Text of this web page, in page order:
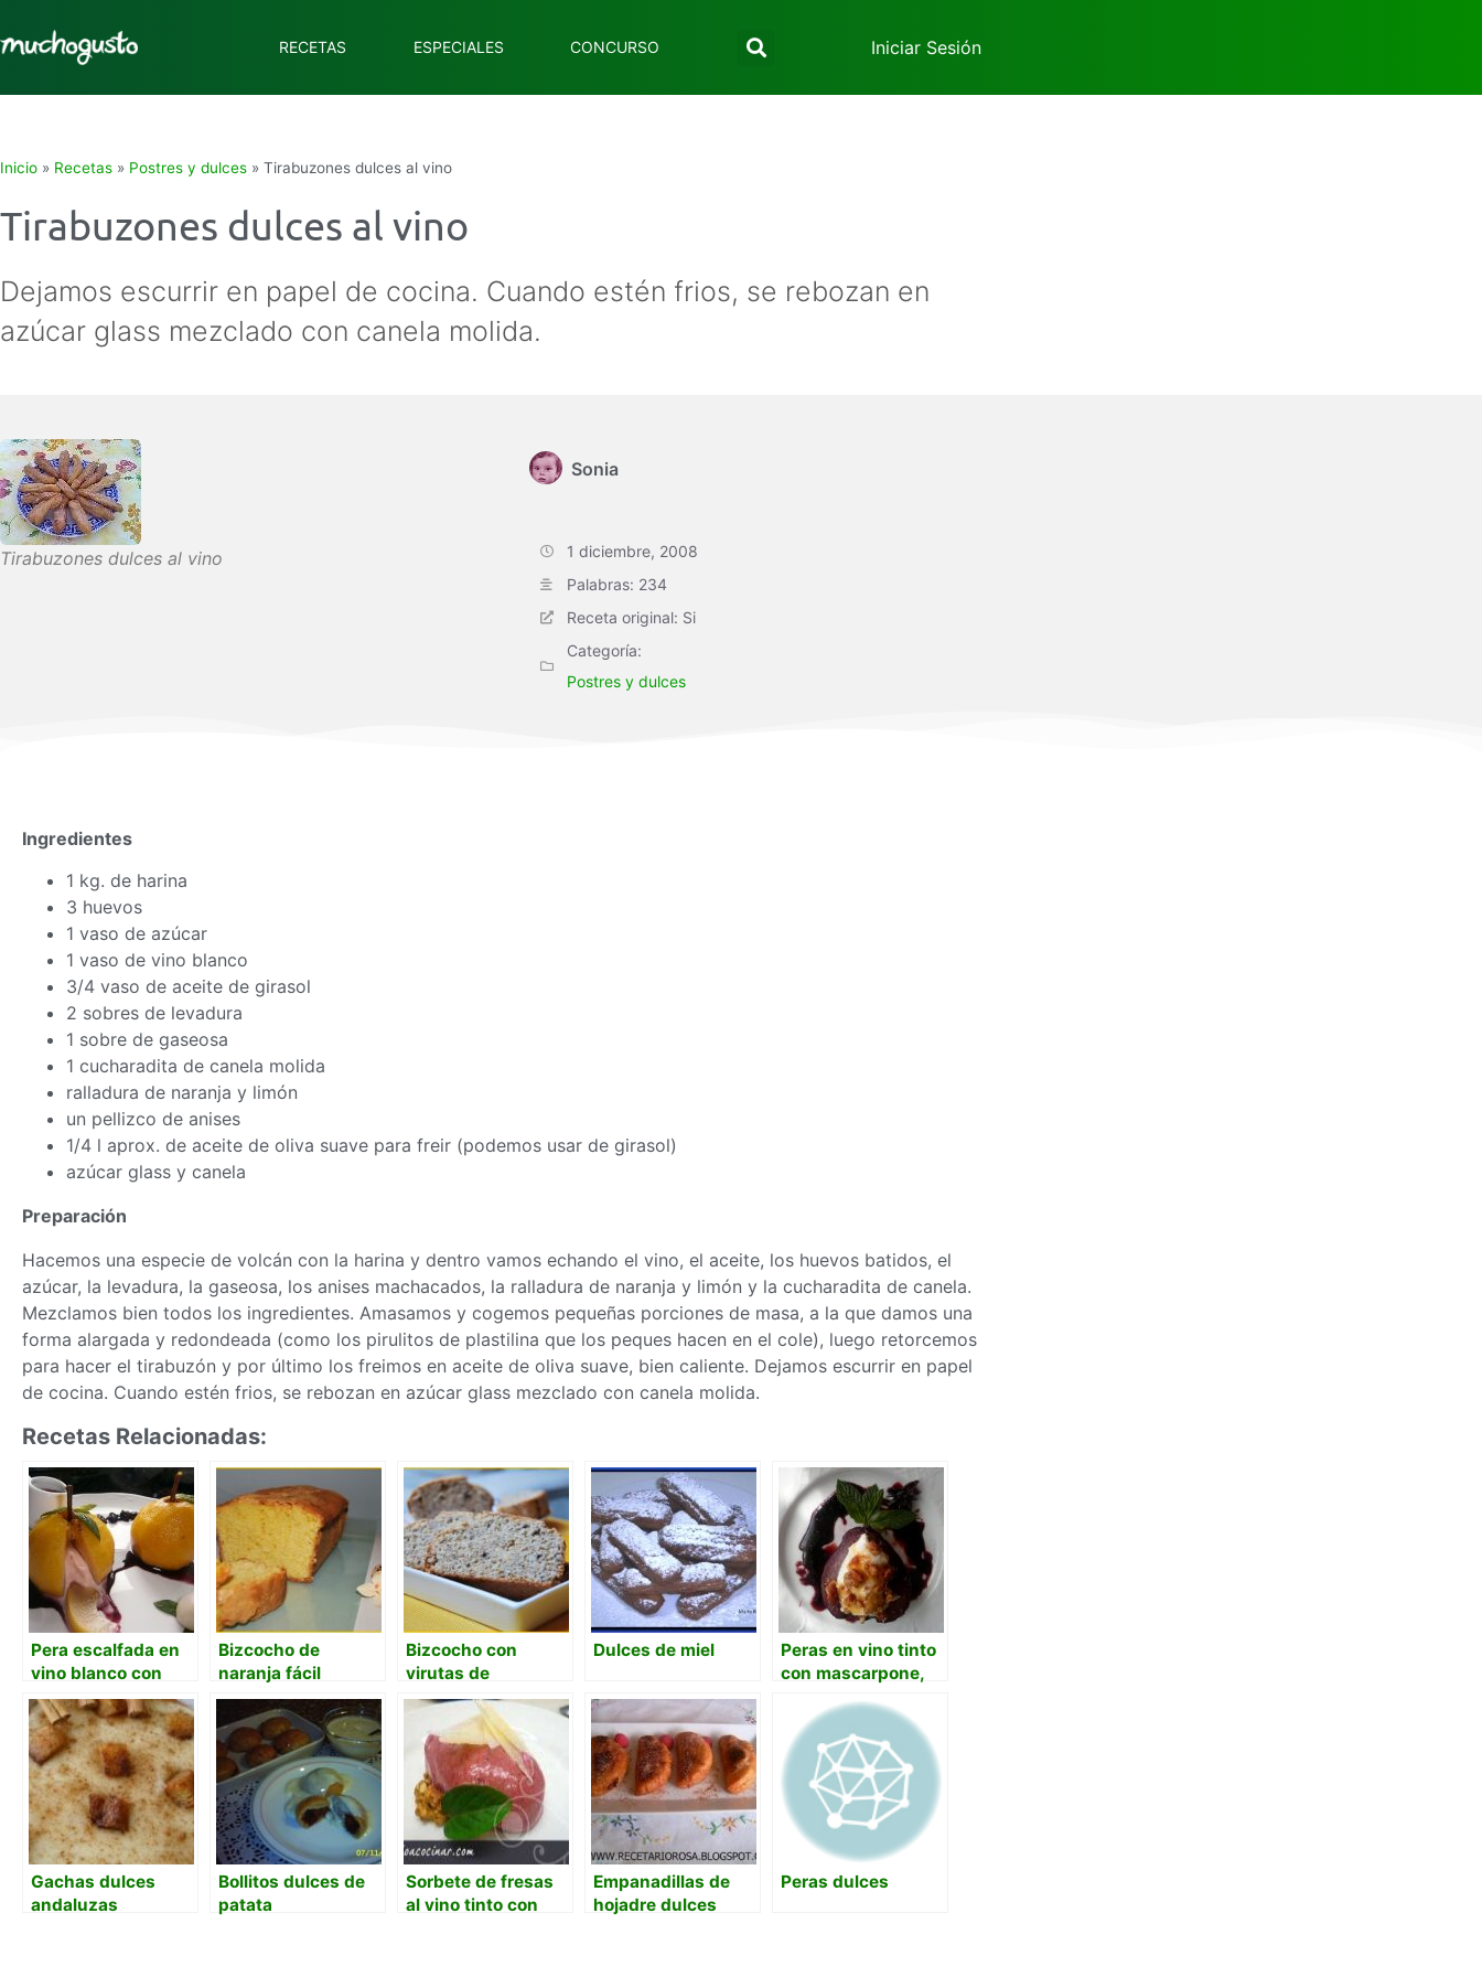
RECETAS ESPECIALES CONCURSO Iniciar Sesión
Inicio » Recetas » Postres y dulces » Tirabuzones dulces al vino
Tirabuzones dulces al vino
Dejamos escurrir en papel de cocina. Cuando estén frios, se rebozan en
azúcar glass mezclado con canela molida.
Tirabuzones dulces al vino
Sonia
1 diciembre, 2008
Palabras: 234
Receta original: Si
Categoría:
Postres y dulces
Ingredientes
1 kg. de harina
3 huevos
1 vaso de azúcar
1 vaso de vino blanco
3/4 vaso de aceite de girasol
2 sobres de levadura
1 sobre de gaseosa
1 cucharadita de canela molida
ralladura de naranja y limón
un pellizco de anises
1/4 l aprox. de aceite de oliva suave para freir (podemos usar de girasol)
azúcar glass y canela
Preparación
Hacemos una especie de volcán con la harina y dentro vamos echando el vino, el aceite, los huevos batidos, el
azúcar, la levadura, la gaseosa, los anises machacados, la ralladura de naranja y limón y la cucharadita de canela.
Mezclamos bien todos los ingredientes. Amasamos y cogemos pequeñas porciones de masa, a la que damos una
forma alargada y redondeada (como los pirulitos de plastilina que los peques hacen en el cole), luego retorcemos
para hacer el tirabuzón y por último los freimos en aceite de oliva suave, bien caliente. Dejamos escurrir en papel
de cocina. Cuando estén frios, se rebozan en azúcar glass mezclado con canela molida.
Recetas Relacionadas:
Pera escalfada en
vino blanco con
corazón helado de
vino rosado y
jarabe de vino tinto
Bizcocho de
naranja fácil
Bizcocho con
virutas de
chocolate y polvo
de naranja
Dulces de miel
Peras en vino tinto
con mascarpone,
jarabe de vino
Gachas dulces
andaluzas
Bollitos dulces de
patata
Sorbete de fresas
al vino tinto con
Empanadillas de
hojadre dulces
Peras dulces